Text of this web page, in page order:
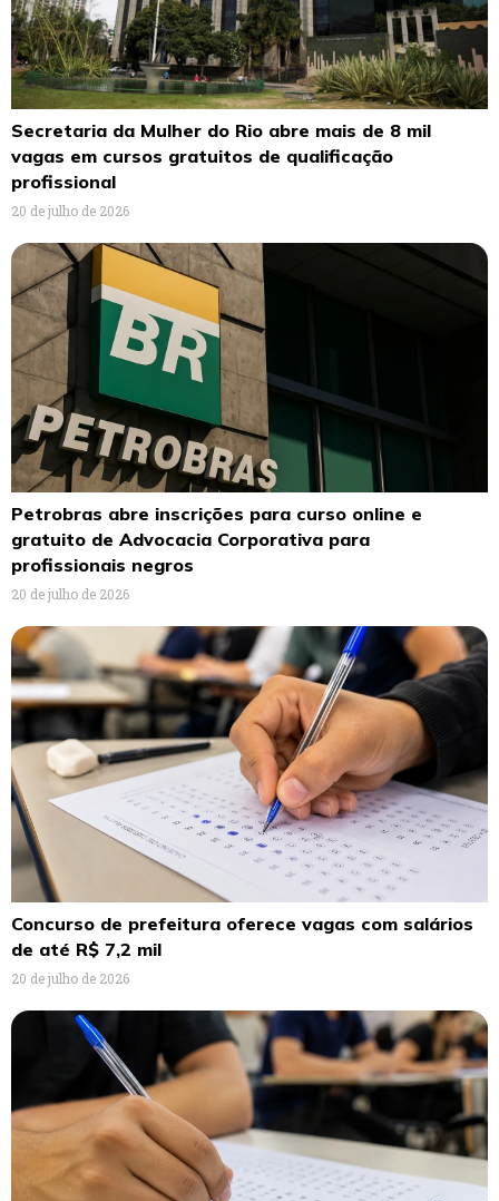
Secretaria da Mulher do Rio abre mais de 8 mil
vagas em cursos gratuitos de qualificação
profissional
20 de julho de 2026
Petrobras abre inscrições para curso online e
gratuito de Advocacia Corporativa para
profissionais negros
20 de julho de 2026
Concurso de prefeitura oferece vagas com salários
de até R$ 7,2 mil
20 de julho de 2026